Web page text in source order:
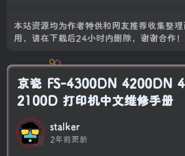
本站资源均为作者特供和网友推荐收集整
用，请在下载后24小时内删除，谢谢合作！
京瓷 FS-4300DN 4200DN
2100D 打印机中文维修手册
stalker
2年前更新